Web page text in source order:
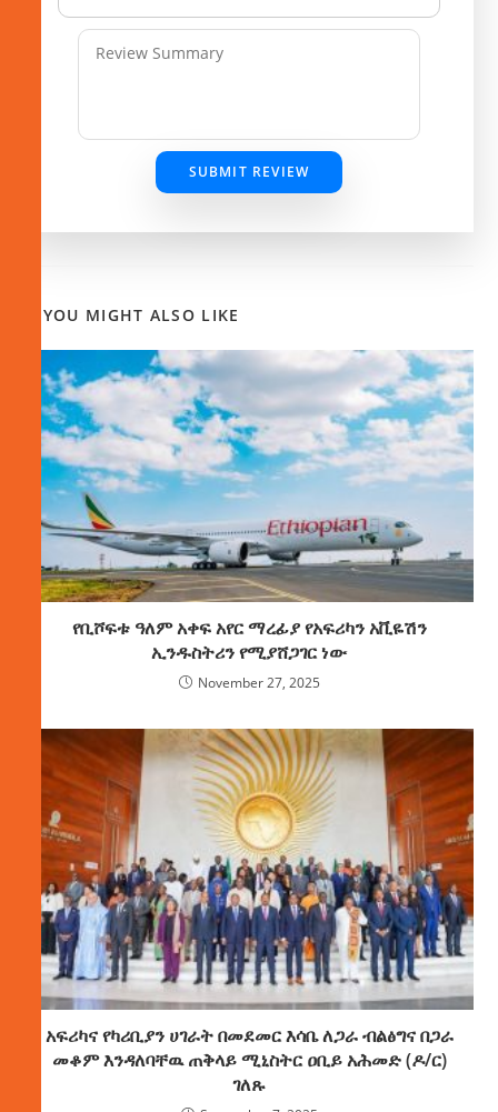
SUBMIT REVIEW
YOU MIGHT ALSO LIKE
የቢሾፍቱ ዓለም አቀፍ አየር ማረፊያ የአፍሪካን አቪዬሽን
ኢንዱስትሪን የሚያሸጋገር ነው
November 27, 2025
አፍሪካና የካሪቢያን ሀገራት በመደመር እሳቤ ለጋራ ብልፅግና በጋራ
መቆም እንዳለባቸዉ ጠቅላይ ሚኒስትር ዐቢይ አሕመድ (ዶ/ር)
ገለጹ